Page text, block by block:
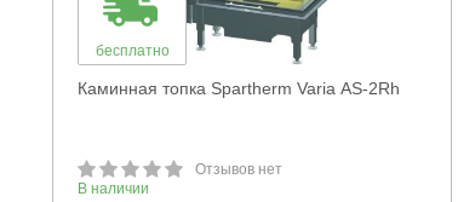
бесплатно
Каминная топка Spartherm Varia AS-2Rh
Отзывов нет
В наличии